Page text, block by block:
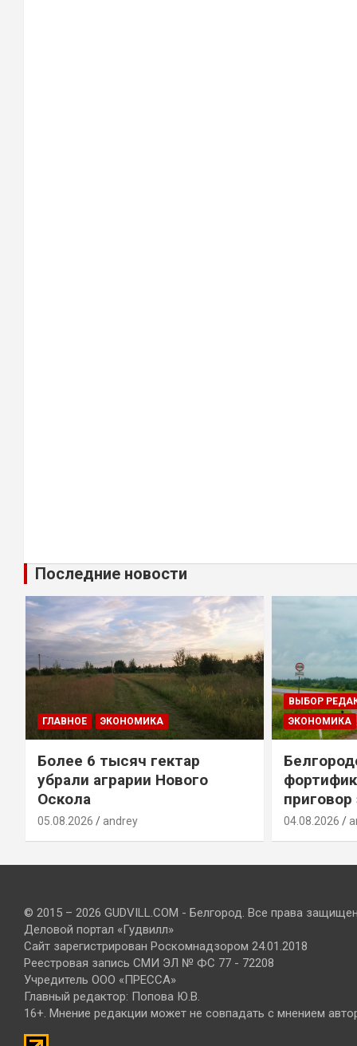
Последние новости
ГЛАВНОЕ ЭКОНОМИКА
Более 6 тысяч гектар
убрали аграрии Нового
Оскола
05.08.2026 andrey
ВЫБОР
ЭКОНОМИКА
04.08.2026
© 2015 – 2026 GUDVILL.COM - Белгород. Все права
Деловой портал «Гудвилл»
Сайт зарегистрирован Роскомнадзором 24.01.2018
Реестровая запись СМИ ЭЛ № ФС 77 - 72208
Учредитель ООО «ПРЕССА»
Главный редактор: Попова Ю.В.
16+. Мнение редакции может не совпадать с мнением